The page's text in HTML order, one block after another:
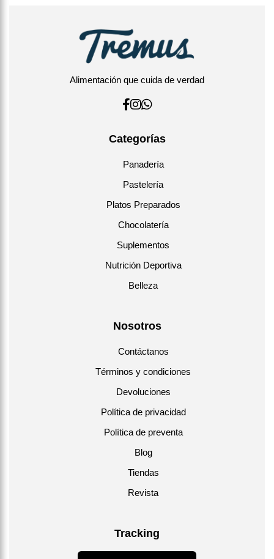
Alimentación que cuida de verdad
Categorías
Panadería
Pastelería
Platos Preparados
Chocolatería
Suplementos
Nutrición Deportiva
Belleza
Nosotros
Contáctanos
Términos y condiciones
Devoluciones
Política de privacidad
Política de preventa
Blog
Tiendas
Revista
Tracking